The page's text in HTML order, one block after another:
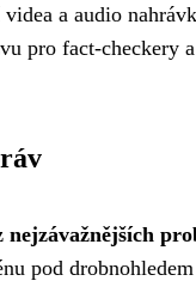
a audio
pro fact-checkery
pod